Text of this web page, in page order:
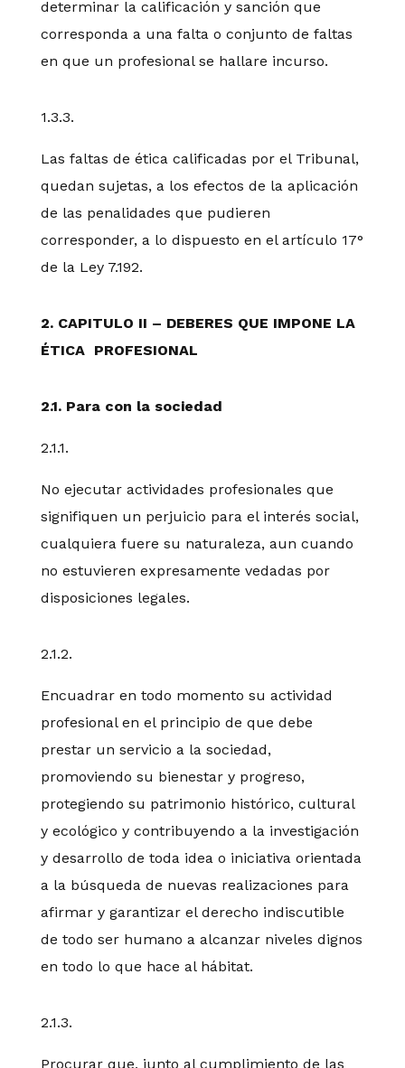
determinar la calificación y sanción que
corresponda a una falta o conjunto de faltas
en que un profesional se hallare incurso.
1.3.3.
Las faltas de ética calificadas por el Tribunal,
quedan sujetas, a los efectos de la aplicación
de las penalidades que pudieren
corresponder, a lo dispuesto en el artículo 17°
de la Ley 7.192.
2. CAPITULO II – DEBERES QUE IMPONE LA
ÉTICA PROFESIONAL
2.1. Para con la sociedad
2.1.1.
No ejecutar actividades profesionales que
signifiquen un perjuicio para el interés social,
cualquiera fuere su naturaleza, aun cuando
no estuvieren expresamente vedadas por
disposiciones legales.
2.1.2.
Encuadrar en todo momento su actividad
profesional en el principio de que debe
prestar un servicio a la sociedad,
promoviendo su bienestar y progreso,
protegiendo su patrimonio histórico, cultural
y ecológico y contribuyendo a la investigación
y desarrollo de toda idea o iniciativa orientada
a la búsqueda de nuevas realizaciones para
afirmar y garantizar el derecho indiscutible
de todo ser humano a alcanzar niveles dignos
en todo lo que hace al hábitat.
2.1.3.
Procurar que, junto al cumplimiento de las